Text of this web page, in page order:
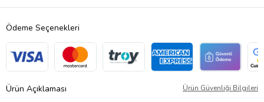
Ödeme Seçenekleri
Ürün Açıklaması Ürün Güvenliği Bilgileri